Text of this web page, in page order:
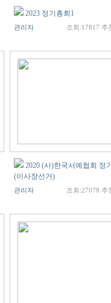
2023 정기총회1
관리자 조회:17817 추
2020 (사)한국서예협회 정
(이사장선거)
관리자 조회:27078 추